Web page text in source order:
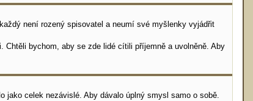
není rozený spisovatel a neumí své myšlenky vyjádřit
bychom, aby se zde lidé cítili příjemně a uvolněně. Aby
jako celek nezávislé. Aby dávalo úplný smysl samo o sobě.